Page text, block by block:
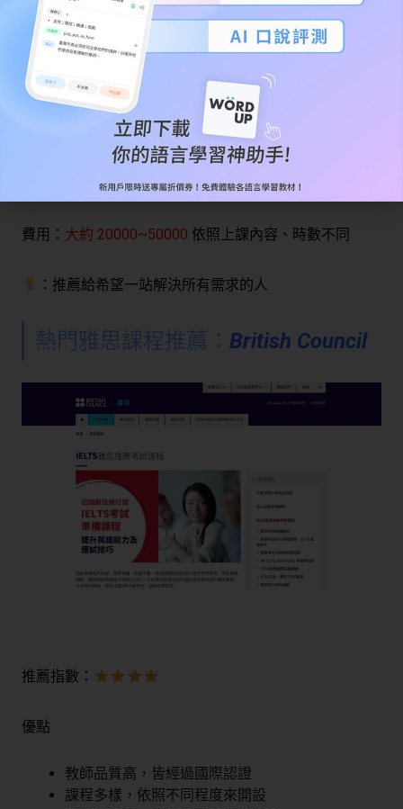
費用： 大約 20000~50000 依照上課內容、時數不同
：推薦給希望一站解決所有需求的人
熱門雅思課程推薦： British Council
推薦指數：
優點
教師品質高，皆經過國際認證
課程多樣，依照不同程度來開設